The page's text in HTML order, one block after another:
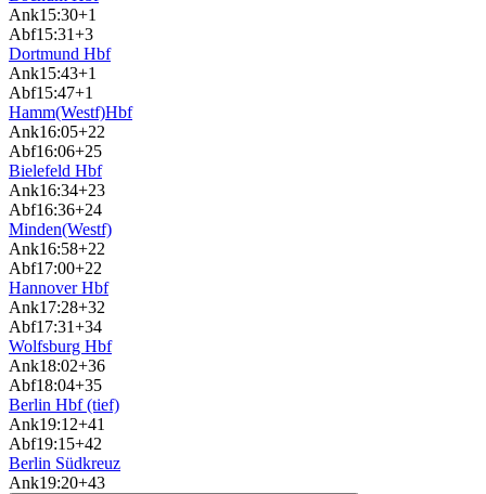
Ank15:30+1
Abf15:31+3
Dortmund Hbf
Ank15:43+1
Abf15:47+1
Hamm(Westf)Hbf
Ank16:05+22
Abf16:06+25
Bielefeld Hbf
Ank16:34+23
Abf16:36+24
Minden(Westf)
Ank16:58+22
Abf17:00+22
Hannover Hbf
Ank17:28+32
Abf17:31+34
Wolfsburg Hbf
Ank18:02+36
Abf18:04+35
Berlin Hbf (tief)
Ank19:12+41
Abf19:15+42
Berlin Südkreuz
Ank19:20+43